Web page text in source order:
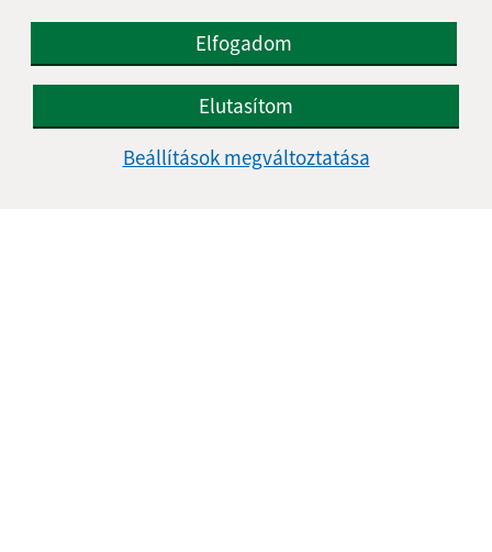
Elfogadom
Elutasítom
Beállítások megváltoztatása
Az oldalról:
Hozzáférhetőségi nyilatkozat